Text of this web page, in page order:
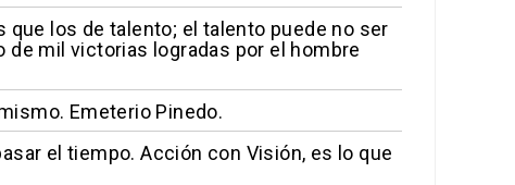
los de talento; el talento puede no ser
de mil victorias logradas por el hombre
Emeterio Pinedo.
el tiempo. Acción con Visión, es lo que